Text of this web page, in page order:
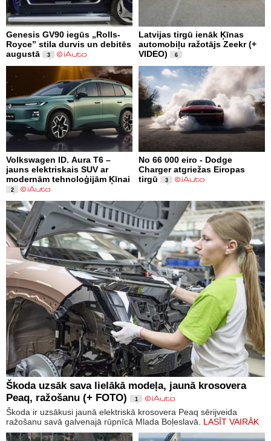
Genesis GV90 iegūs „Rolls-
Royce” stila durvis un debitēs
augustā
3
Latvijas tirgū ienāk Ķīnas
automobiļu ražotājs Zeekr (+
VIDEO)
6
Volkswagen ID. Aura T6 –
jauns elektriskais SUV ar
modernām tehnoloģijām Ķīnai
2
No 66 000 eiro - Dodge
Charger atgriežas Eiropas
tirgū
3
Škoda uzsāk sava lielākā modeļa, jaunā krosovera
Peaq, ražošanu (+ FOTO)
1
Škoda ir uzsākusi jaunā elektriskā krosovera Peaq sērijveida
ražošanu savā galvenajā rūpnīcā Mlada Boļeslavā. LASĪT VAIRĀK